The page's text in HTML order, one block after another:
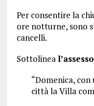
Per consentire la
ore notturne, sono
cancelli.
Sottolinea
“Domenica,
città la Villa